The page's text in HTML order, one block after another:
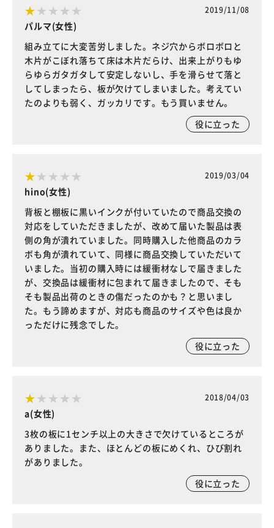
2019/11/08
パルマ(女性)
組み立てに大変苦労しました。ネジ穴からボロボロと
木片がこぼれ落ちて床は木片だらけ、出来上がりもゆ
らゆらガタガタして安定しないし、手を滑らせて落と
してしまったら、板が欠けてしまいました。考えてい
たのよりも弱く、ガッカリです。もう買いません。
役に立った
2019/03/04
hino(女性)
背板と棚板に黒いインクが付いていたので商品交換の
対応をしていただきましたが、改めて届いた製品は表
側の角が潰れていました。同時購入した他商品のカラ
ボも角が潰れていて、同様に商品交換していただいて
いました。当初の購入時には緩衝材なしで届きました
が、交換品は緩衝材に包まれて届きましたので、そも
そも製品出荷のときの傷だったのかも？と思いまし
た。もう諦めますが、対応も商品のサイズや色は良か
っただけに残念でした。
役に立った
2018/04/03
a(女性)
3枚の板に1センチ以上の大きさで欠けているところが
ありました。また、ほとんどの板にめくれ、ひび割れ
がありました。
役に立った